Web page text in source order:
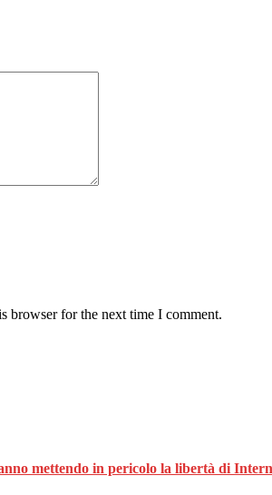
browser for the next time I comment.
mettendo in pericolo la libertà di